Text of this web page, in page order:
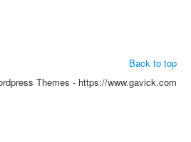
Back to top
Themes - https://www.gavick.com